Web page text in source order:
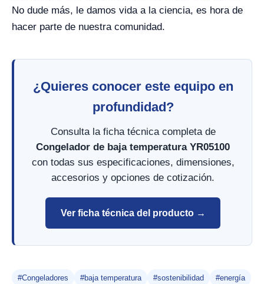
No dude más, le damos vida a la ciencia, es hora de
hacer parte de nuestra comunidad.
¿Quieres conocer este equipo en
profundidad?
Consulta la ficha técnica completa de
Congelador de baja temperatura YR05100
con todas sus especificaciones, dimensiones,
accesorios y opciones de cotización.
Ver ficha técnica del producto →
#Congeladores #baja temperatura #sostenibilidad #energía